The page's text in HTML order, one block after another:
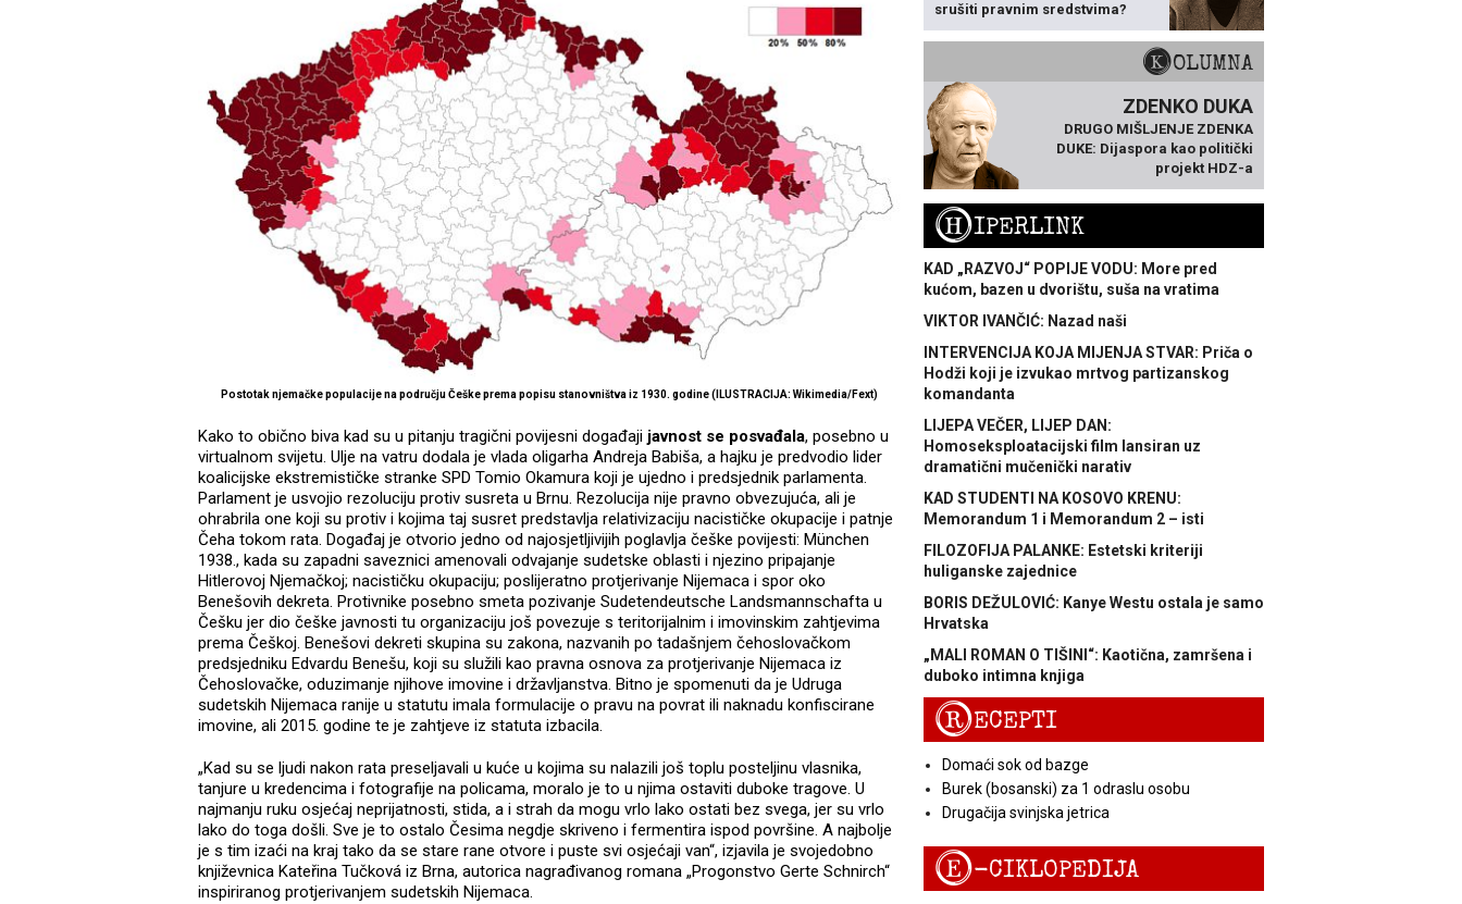
Postotak njemačke populacije na području Češke prema popisu stanovništva iz 1930. godine (ILUSTRACIJA: Wikimedia/Fext)
Kako to obično biva kad su u pitanju tragični povijesni događaji javnost se posvađala, posebno u
virtualnom svijetu. Ulje na vatru dodala je vlada oligarha Andreja Babiša, a hajku je predvodio lider
koalicijske ekstremističke stranke SPD Tomio Okamura koji je ujedno i predsjednik parlamenta.
Parlament je usvojio rezoluciju protiv susreta u Brnu. Rezolucija nije pravno obvezujuća, ali je
ohrabrila one koji su protiv i kojima taj susret predstavlja relativizaciju nacističke okupacije i patnje
Čeha tokom rata. Događaj je otvorio jedno od najosjetljivijih poglavlja češke povijesti: München
1938., kada su zapadni saveznici amenovali odvajanje sudetske oblasti i njezino pripajanje
Hitlerovoj Njemačkoj; nacističku okupaciju; poslijeratno protjerivanje Nijemaca i spor oko
Benešovih dekreta. Protivnike posebno smeta pozivanje Sudetendeutsche Landsmannschafta u
Češku jer dio češke javnosti tu organizaciju još povezuje s teritorijalnim i imovinskim zahtjevima
prema Češkoj. Benešovi dekreti skupina su zakona, nazvanih po tadašnjem čehoslovačkom
predsjedniku Edvardu Benešu, koji su služili kao pravna osnova za protjerivanje Nijemaca iz
Čehoslovačke, oduzimanje njihove imovine i državljanstva. Bitno je spomenuti da je Udruga
sudetskih Nijemaca ranije u statutu imala formulacije o pravu na povrat ili naknadu konfiscirane
imovine, ali 2015. godine te je zahtjeve iz statuta izbacila.
„Kad su se ljudi nakon rata preseljavali u kuće u kojima su nalazili još toplu posteljinu vlasnika,
tanjure u kredencima i fotografije na policama, moralo je to u njima ostaviti duboke tragove. U
najmanju ruku osjećaj neprijatnosti, stida, a i strah da mogu vrlo lako ostati bez svega, jer su vrlo
lako do toga došli. Sve je to ostalo Česima negdje skriveno i fermentira ispod površine. A najbolje
je s tim izaći na kraj tako da se stare rane otvore i puste svi osjećaji van“, izjavila je svojedobno
književnica Kateřina Tučková iz Brna, autorica nagrađivanog romana „Progonstvo Gerte Schnirch“
inspiriranog protjerivanjem sudetskih Nijemaca.
srušiti pravnim sredstvima?
KOLUMNA
ZDENKO DUKA
DRUGO MIŠLJENJE ZDENKA
DUKE: Dijaspora kao politički
projekt HDZ-a
HIPERLINK
KAD „RAZVOJ“ POPIJE VODU: More pred
kućom, bazen u dvorištu, suša na vratima
VIKTOR IVANČIĆ: Nazad naši
INTERVENCIJA KOJA MIJENJA STVAR: Priča o
Hodži koji je izvukao mrtvog partizanskog
komandanta
LIJEPA VEČER, LIJEP DAN:
Homoseksploatacijski film lansiran uz
dramatični mučenički narativ
KAD STUDENTI NA KOSOVO KRENU:
Memorandum 1 i Memorandum 2 – isti
FILOZOFIJA PALANKE: Estetski kriteriji
huliganske zajednice
BORIS DEŽULOVIĆ: Kanye Westu ostala je samo
Hrvatska
„MALI ROMAN O TIŠINI“: Kaotična, zamršena i
duboko intimna knjiga
RECEPTI
Domaći sok od bazge
Burek (bosanski) za 1 odraslu osobu
Drugačija svinjska jetrica
E-CIKLOPEDIJA